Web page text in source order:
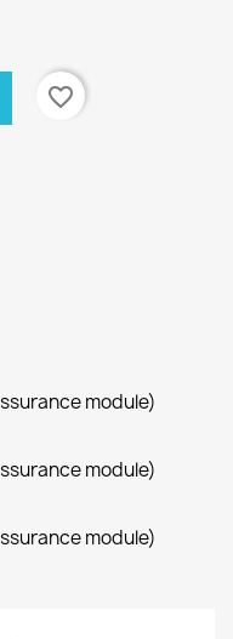
favorite_border
module)
module)
module)